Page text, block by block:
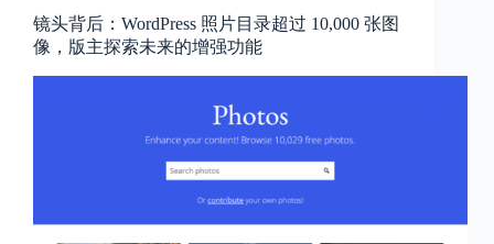
镜头背后：WordPress 照片目录超过 10,000 张图
像，版主探索未来的增强功能